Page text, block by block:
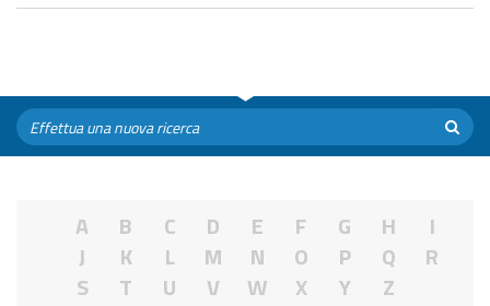
A B C D E F G H
I
J
K L M N O P Q
R
S
T U V W X Y Z